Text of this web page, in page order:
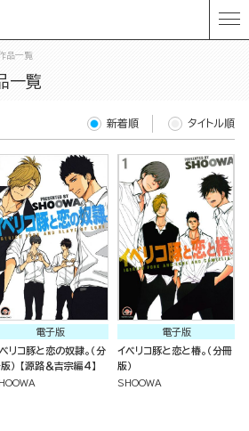
品一覧
一覧
新着順 タイトル順
電子版
リコ豚と恋の奴隷。（分
冊版） 【源路＆吉宗編4】
電子版
イベリコ豚と恋と椿。（分冊
版）
SHOOWA